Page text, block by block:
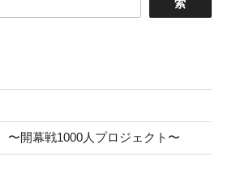
索
〜開幕戦1000人プロジェクト〜